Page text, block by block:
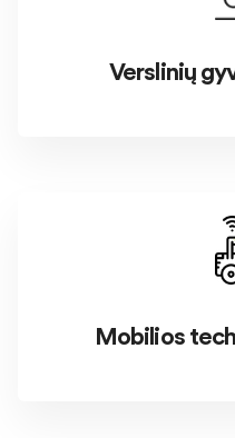
Verslinių
Mobilios